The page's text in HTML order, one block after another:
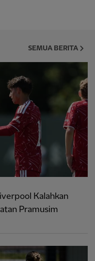
SEMUA BERITA
Kalahkan
Pramusim